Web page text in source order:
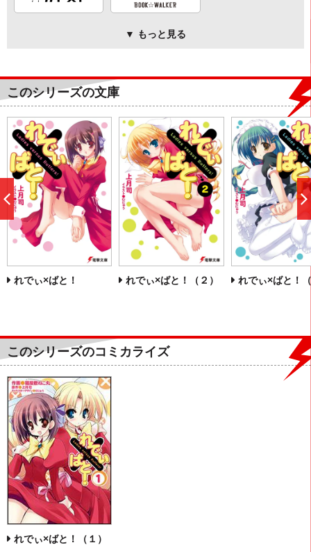
▼ もっと見る
このシリーズの文庫
れでぃ×ばと！ れでぃ×ばと！（２） れでぃ×ばと！
前
へ
このシリーズのコミカライズ
れでぃ×ばと！（１）